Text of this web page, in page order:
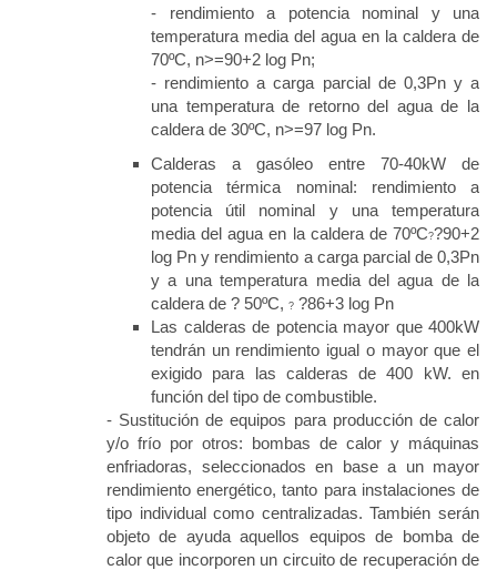
- rendimiento a potencia nominal y una
temperatura media del agua en la caldera de
70ºC, n>=90+2 log Pn;
- rendimiento a carga parcial de 0,3Pn y a
una temperatura de retorno del agua de la
caldera de 30ºC, n>=97 log Pn.
Calderas a gasóleo entre 70-40kW de
potencia térmica nominal: rendimiento a
potencia útil nominal y una temperatura
media del agua en la caldera de 70ºC??90+2
log Pn y rendimiento a carga parcial de 0,3Pn
y a una temperatura media del agua de la
caldera de ? 50ºC, ? ?86+3 log Pn
Las calderas de potencia mayor que 400kW
tendrán un rendimiento igual o mayor que el
exigido para las calderas de 400 kW. en
función del tipo de combustible.
- Sustitución de equipos para producción de calor
y/o frío por otros: bombas de calor y máquinas
enfriadoras, seleccionados en base a un mayor
rendimiento energético, tanto para instalaciones de
tipo individual como centralizadas. También serán
objeto de ayuda aquellos equipos de bomba de
calor que incorporen un circuito de recuperación de